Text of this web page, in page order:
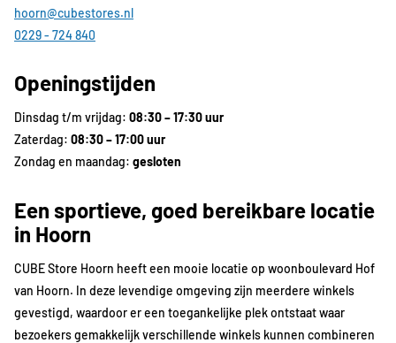
hoorn@cubestores.nl
0229 - 724 840
Openingstijden
Dinsdag t/m vrijdag: 08:30 – 17:30 uur
Zaterdag: 08:30 – 17:00 uur
Zondag en maandag: gesloten
Een sportieve, goed bereikbare locatie
in Hoorn
CUBE Store Hoorn heeft een mooie locatie op woonboulevard Hof
van Hoorn. In deze levendige omgeving zijn meerdere winkels
gevestigd, waardoor er een toegankelijke plek ontstaat waar
bezoekers gemakkelijk verschillende winkels kunnen combineren